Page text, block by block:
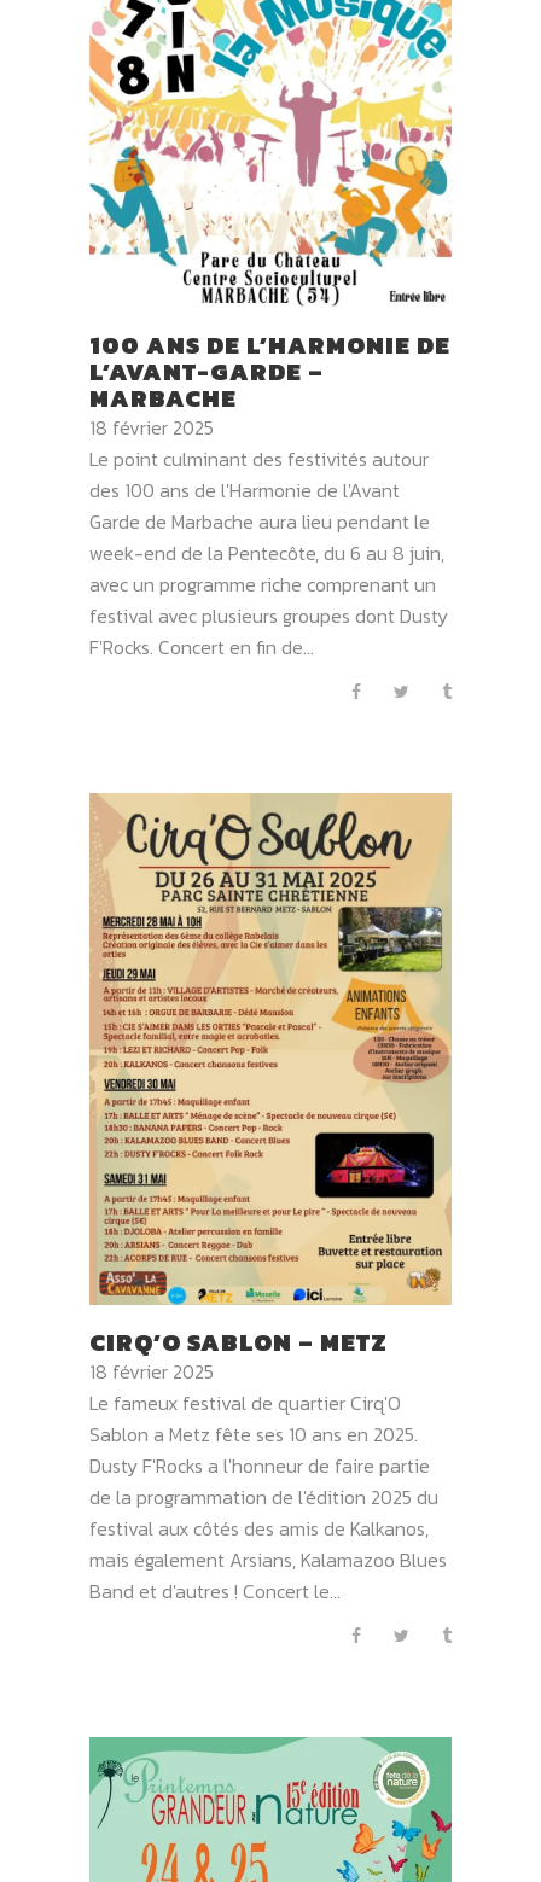
100 ANS DE L’HARMONIE DE
L’AVANT-GARDE –
MARBACHE
18 février 2025
Le point culminant des festivités autour
des 100 ans de l'Harmonie de l'Avant
Garde de Marbache aura lieu pendant le
week-end de la Pentecôte, du 6 au 8 juin,
avec un programme riche comprenant un
festival avec plusieurs groupes dont Dusty
F'Rocks. Concert en fin de...
CIRQ’O SABLON – METZ
18 février 2025
Le fameux festival de quartier Cirq'O
Sablon a Metz fête ses 10 ans en 2025.
Dusty F'Rocks a l'honneur de faire partie
de la programmation de l'édition 2025 du
festival aux côtés des amis de Kalkanos,
mais également Arsians, Kalamazoo Blues
Band et d'autres ! Concert le...